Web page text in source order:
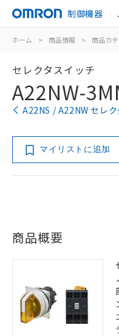
制御機器
ホーム > 商品情報 > 商品カ
セレクタスイッチ
A22NW-
A22NS / A22NW セレ
マイリストに追加
商品概要